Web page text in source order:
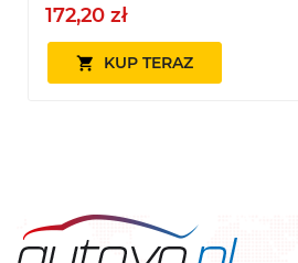
172,20 zł
 KUP TERAZ